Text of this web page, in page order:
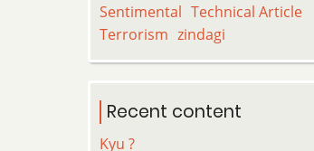
Sentimental Technical Article
Terrorism zindagi
Recent content
Kyu ?